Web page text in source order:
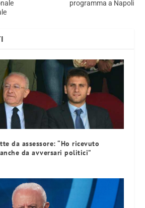
programma a Napoli
da assessore: “Ho ricevuto
da avversari politici”